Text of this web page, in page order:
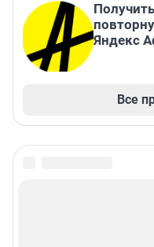
Яндекс
Все